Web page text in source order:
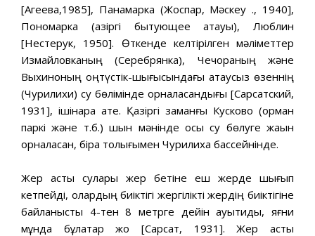
[Агеева,1985], Панамарка (Жоспар, Мәскеу қ., 1940],
Пономарка (қазіргі бытующее атауы), Люблин
[Нестерук, 1950]. Өткенде келтірілген мәліметтер
Измайловканың (Серебрянка), Чечораның және
Выхиноның оңтүстік-шығысындағы атаусыз өзеннің
(Чурилихи) су бөлімінде орналасқандығы [Сарсатский,
1931], ішінара қате. Қазіргі заманғы Кусково (орман
паркі және т.б.) шын мәнінде осы су бөлуге жақын
орналасқан, бірақ толығымен Чурилиха бассейнінде.
Жер асты сулары жер бетіне еш жерде шығып
кетпейді, олардың биіктігі жергілікті жердің биіктігіне
байланысты 4-тен 8 метрге дейін ауытқиды, яғни
мұнда бұлақтар жоқ [Сарсат, 1931]. Жер асты